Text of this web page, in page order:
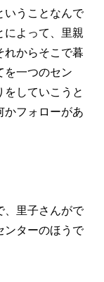
いうことなんで
によって、里親
れからそこで暮
を一つのセン
をしていこうと
かフォローがあ
里子さんがで
ンターのほうで